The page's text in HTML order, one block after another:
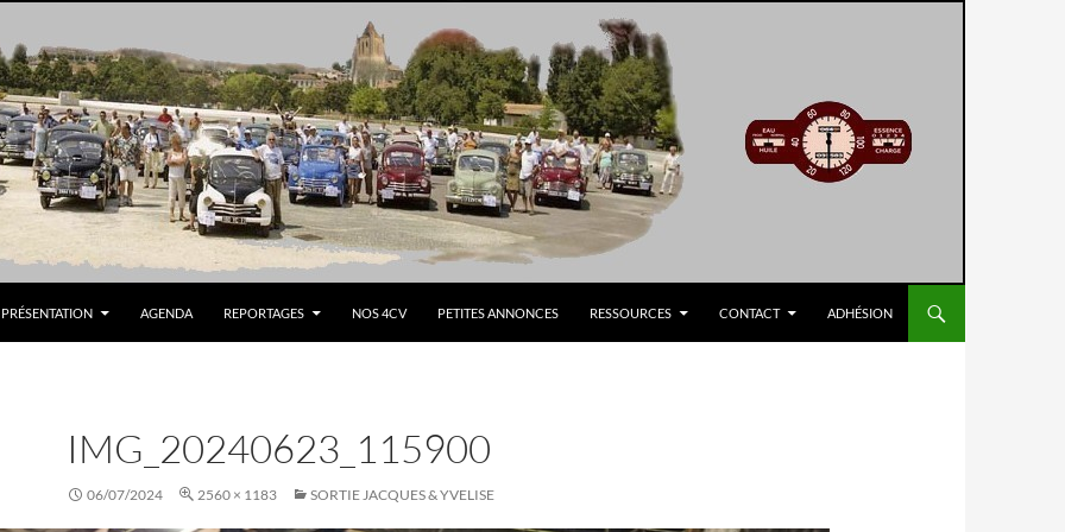
PRÉSENTATION AGENDA REPORTAGES NOS 4CV PETITES ANNONCES RESSOURCES CONTACT ADHÉSION
IMG_20240623_115900
06/07/2024 2560 × 1183 SORTIE JACQUES & YVELISE